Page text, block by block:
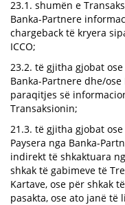
23.1. shumën e
Banka-Partnere
chargeback të kryera
ICCO;
23.2. të gjitha gjobat
Banka-Partnere dhe/
paraqitjes së
Transaksionin;
21.3. të gjitha gjobat
Paysera nga Banka-
indirekt të shkaktuara
shkak të gabimeve të
Kartave, ose për shkak
pasakta, ose ato janë të